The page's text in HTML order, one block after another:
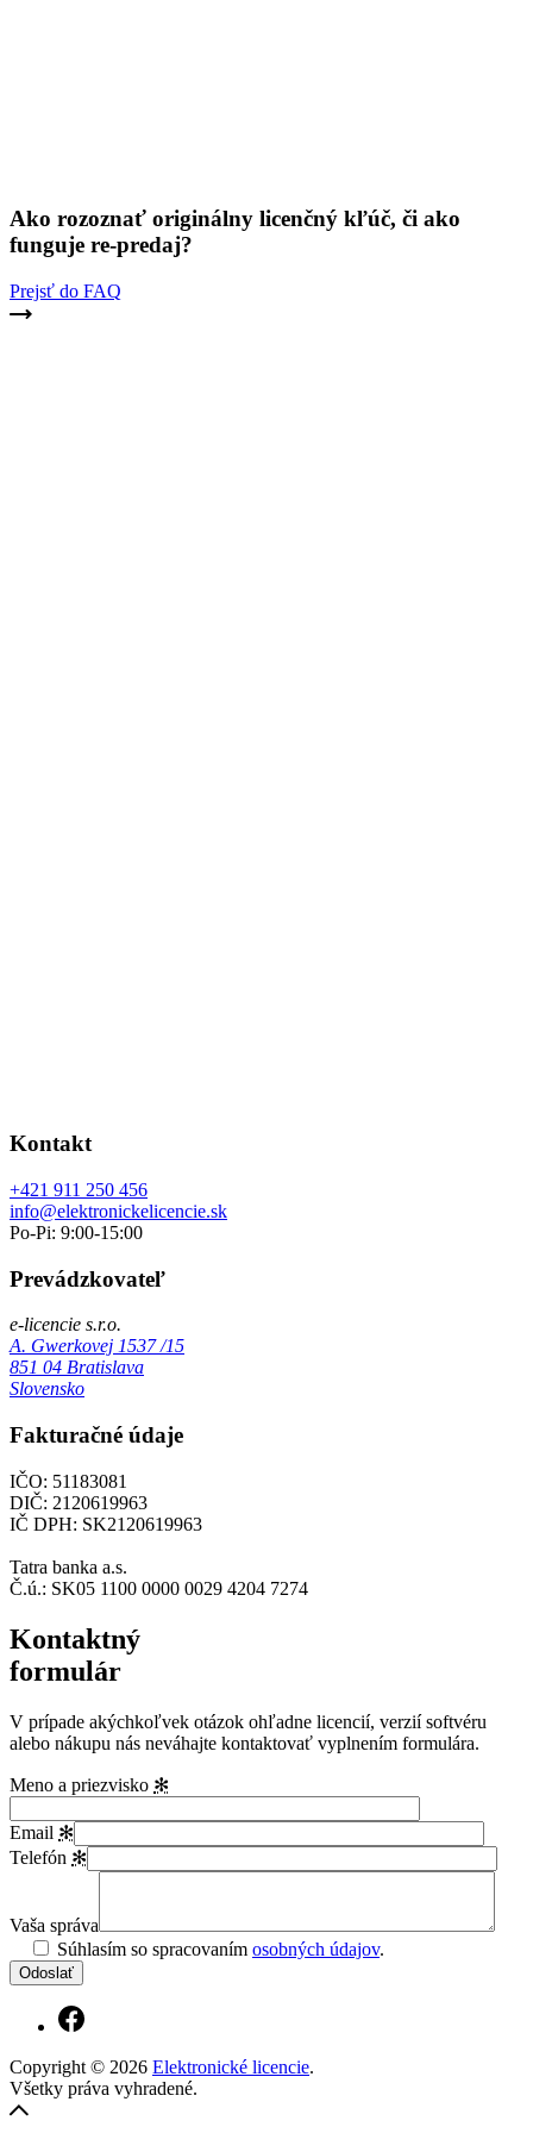
Ako rozoznať originálny licenčný kľúč, či ako
funguje re-predaj?
Prejsť do FAQ
Kontakt
+421 911 250 456
info@elektronickelicencie.sk
Po-Pi: 9:00-15:00
Prevádzkovateľ
e-licencie s.r.o.
A. Gwerkovej 1537 /15
851 04 Bratislava
Slovensko
Fakturačné údaje
IČO: 51183081
DIČ: 2120619963
IČ DPH: SK2120619963
Tatra banka a.s.
Č.ú.: SK05 1100 0000 0029 4204 7274
Kontaktný
formulár
V prípade akýchkoľvek otázok ohľadne licencií, verzií softvéru
alebo nákupu nás neváhajte kontaktovať vyplnením formulára.
Meno a priezvisko ✻
Email ✻
Telefón ✻
Vaša správa
Súhlasím so spracovaním osobných údajov.
Copyright © 2026 Elektronické licencie.
Všetky práva vyhradené.
Vytvořil
Späť